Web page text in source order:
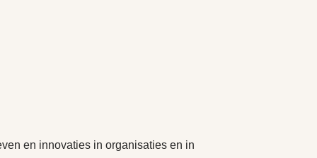
en innovaties in organisaties en in